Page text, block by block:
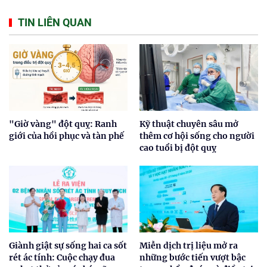
TIN LIÊN QUAN
"Giờ vàng" đột quỵ: Ranh
giới của hồi phục và tàn phế
Kỹ thuật chuyên sâu mở
thêm cơ hội sống cho người
cao tuổi bị đột quỵ
Giành giật sự sống hai ca sốt
rét ác tính: Cuộc chạy đua
Miễn dịch trị liệu mở ra
những bước tiến vượt bậc